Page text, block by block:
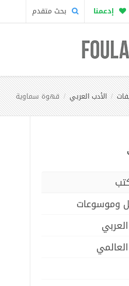
إدعمنا بحث متقدم
الأدب العربي قهوة سماوية
وموسوعات